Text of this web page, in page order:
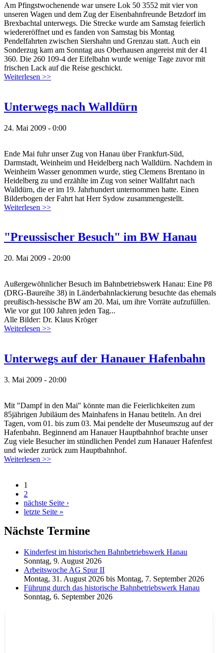
Am Pfingstwochenende war unsere Lok 50 3552 mit vier von
unseren Wagen und dem Zug der Eisenbahnfreunde Betzdorf im
Brexbachtal unterwegs. Die Strecke wurde am Samstag feierlich
wiedereröffnet und es fanden von Samstag bis Montag
Pendelfahrten zwischen Siershahn und Grenzau statt. Auch ein
Sonderzug kam am Sonntag aus Oberhausen angereist mit der 41
360. Die 260 109-4 der Eifelbahn wurde wenige Tage zuvor mit
frischen Lack auf die Reise geschickt.
Weiterlesen >>
Unterwegs nach Walldürn
24. Mai 2009 - 0:00
Ende Mai fuhr unser Zug von Hanau über Frankfurt-Süd,
Darmstadt, Weinheim und Heidelberg nach Walldürn. Nachdem in
Weinheim Wasser genommen wurde, stieg Clemens Brentano in
Heidelberg zu und erzählte im Zug von seiner Wallfahrt nach
Walldürn, die er im 19. Jahrhundert unternommen hatte. Einen
Bilderbogen der Fahrt hat Herr Sydow zusammengestellt.
Weiterlesen >>
"Preussischer Besuch" im BW Hanau
20. Mai 2009 - 20:00
Außergewöhnlicher Besuch im Bahnbetriebswerk Hanau: Eine P8
(DRG-Baureihe 38) in Länderbahnlackierung besuchte das ehemals
preußisch-hessische BW am 20. Mai, um ihre Vorräte aufzufüllen.
Wie vor gut 100 Jahren jeden Tag...
Alle Bilder: Dr. Klaus Kröger
Weiterlesen >>
Unterwegs auf der Hanauer Hafenbahn
3. Mai 2009 - 20:00
Mit "Dampf in den Mai" könnte man die Feierlichkeiten zum
85jährigen Jubiläum des Mainhafens in Hanau betiteln. An drei
Tagen, vom 01. bis zum 03. Mai pendelte der Museumszug auf der
Hafenbahn. Beginnend am Hanauer Hauptbahnhof brachte unser
Zug viele Besucher im stündlichen Pendel zum Hanauer Hafenfest
und wieder zurück zum Hauptbahnhof.
Weiterlesen >>
1
2
nächste Seite ›
letzte Seite »
Nächste Termine
Kinderfest im historischen Bahnbetriebswerk Hanau
Sonntag, 9. August 2026
Arbeitswoche AG Spur II
Montag, 31. August 2026 bis Montag, 7. September 2026
Führung durch das historische Bahnbetriebswerk Hanau
Sonntag, 6. September 2026